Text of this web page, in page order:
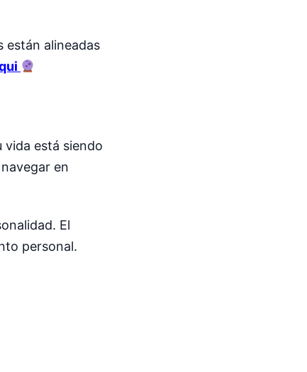
están alineadas
vida está siendo
en
El
personal.